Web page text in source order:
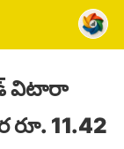
విటారా
రూ. 11.42